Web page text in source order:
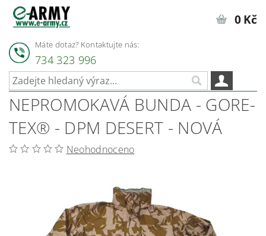
Máte dotaz? Kontaktujte nás:
734 323 996
0 Kč
NEPROMOKAVÁ BUNDA - GORE-
TEX® - DPM DESERT - NOVÁ
Neohodnoceno